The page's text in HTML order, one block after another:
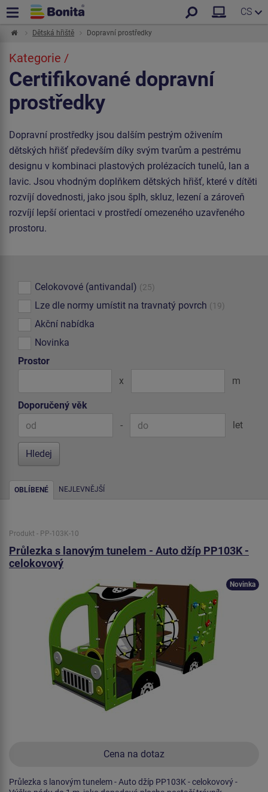
CS
Dětská hřiště Dopravní prostředky
Kategorie /
Certifikované dopravní
prostředky
Dopravní prostředky jsou dalším pestrým oživením
dětských hřišť především díky svým tvarům a pestrému
designu v kombinaci plastových prolézacích tunelů, lan a
lavic. Jsou vhodným doplňkem dětských hřišť, které v dítěti
rozvíjí dovednosti, jako jsou šplh, skluz, lezení a zároveň
rozvíjí lepší orientaci v prostředí omezeného uzavřeného
prostoru.
Celokovové (antivandal) (25)
Lze dle normy umístit na travnatý povrch (19)
Akční nabídka
Novinka
Prostor
x
m
Doporučený věk
-
let
OBLÍBENÉ NEJLEVNĚJŠÍ
Produkt - PP-103K-10
Průlezka s lanovým tunelem - Auto džíp PP103K -
celokovový
Cena na dotaz
Novinka
Průlezka s lanovým tunelem - Auto džíp PP103K - celokovový -